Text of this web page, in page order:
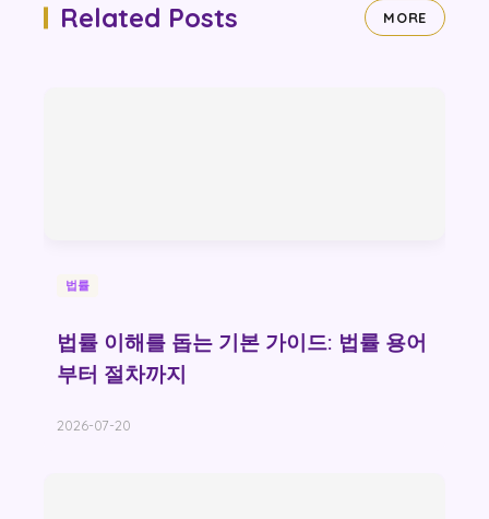
Related Posts MORE
법률
법률 이해를 돕는 기본 가이드: 법률 용어
부터 절차까지
2026-07-20